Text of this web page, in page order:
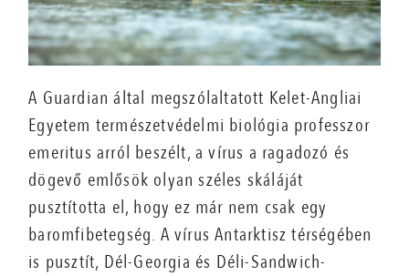
A Guardian által megszólaltatott Kelet-Angliai
Egyetem természetvédelmi biológia professzor
emeritus arról beszélt, a vírus a ragadozó és
dögevő emlősök olyan széles skáláját
pusztította el, hogy ez már nem csak egy
baromfibetegség. A vírus Antarktisz térségében
is pusztít, Dél-Georgia és Déli-Sandwich-